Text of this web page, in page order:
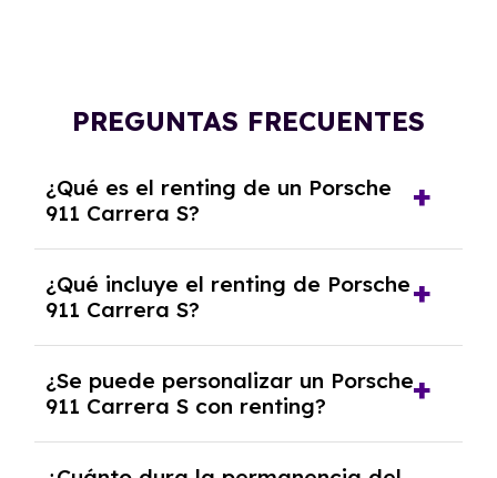
PREGUNTAS FRECUENTES
¿Qué es el renting de un Porsche
911 Carrera S?
contrato de alquiler a largo plazo en el que
pagas una cuota mensual fija por el uso del
coche durante un periodo determinado,
generalmente entre 2 y 5 años.
¿Qué incluye el renting de Porsche
911 Carrera S?
seguro a todo riesgo, mantenimiento,
reparaciones, impuestos, asistencia en
carretera y gestión de la documentación.
¿Se puede personalizar un Porsche
911 Carrera S con renting?